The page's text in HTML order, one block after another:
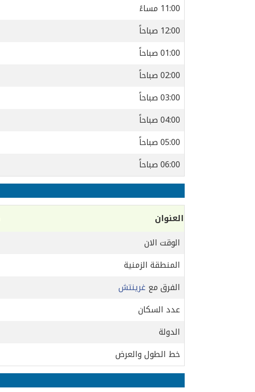
11:00 مساءً
12:00 صباحاً
01:00 صباحاً
02:00 صباحاً
03:00 صباحاً
04:00 صباحاً
05:00 صباحاً
06:00 صباحاً
العنوان
الوقت الان
المنطقة الزمنية
الفرق مع غرينتش
عدد السكان
الدولة
خط الطول والعرض